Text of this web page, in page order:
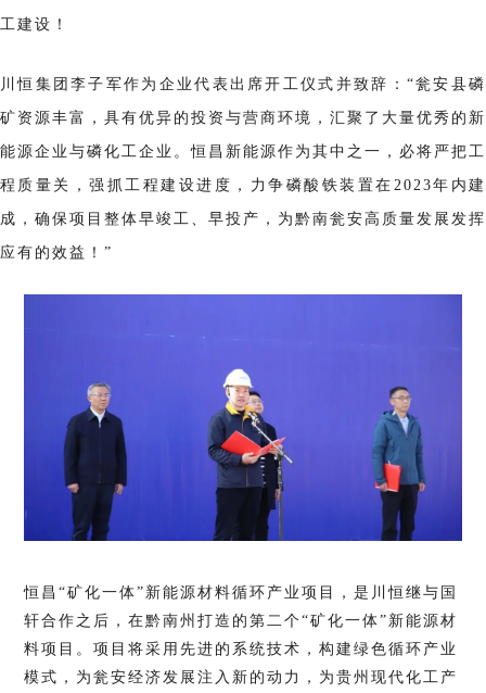
工建设！
川恒集团李子军作为企业代表出席开工仪式并致辞：“瓮安县磷
矿资源丰富，具有优异的投资与营商环境，汇聚了大量优秀的新
能源企业与磷化工企业。恒昌新能源作为其中之一，必将严把工
程质量关，强抓工程建设进度，力争磷酸铁装置在2023年内建
成，确保项目整体早竣工、早投产，为黔南瓮安高质量发展发挥
应有的效益！”
恒昌“矿化一体”新能源材料循环产业项目，是川恒继与国
轩合作之后，在黔南州打造的第二个“矿化一体”新能源材
料项目。项目将采用先进的系统技术，构建绿色循环产业
模式，为瓮安经济发展注入新的动力，为贵州现代化工产